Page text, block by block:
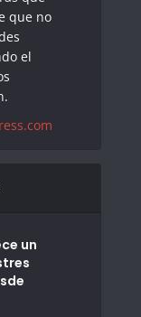
que no
el
un